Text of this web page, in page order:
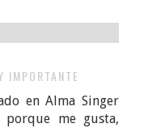
IMPORTANTE
en Alma Singer
me gusta,